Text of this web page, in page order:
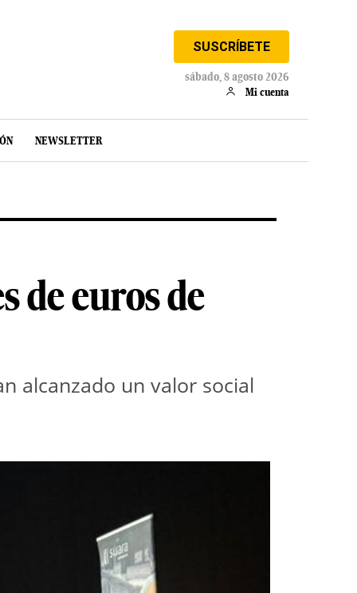
SUSCRÍBETE
sábado, 8 agosto 2026
Mi cuenta
NEWSLETTER
de euros de
alcanzado un valor social